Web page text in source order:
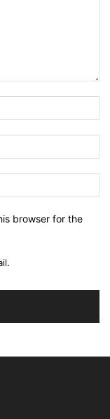
browser for the